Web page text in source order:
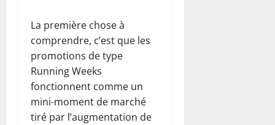
La première chose à
comprendre, c’est que les
promotions de type
Running Weeks
fonctionnent comme un
mini-moment de marché
tiré par l’augmentation de